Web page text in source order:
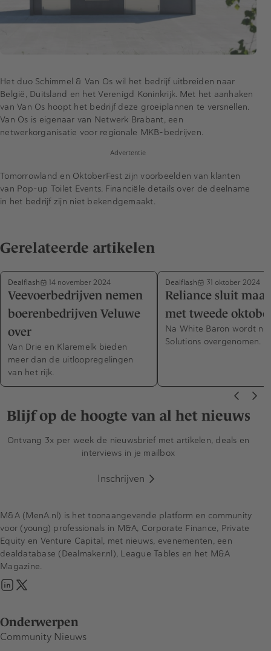
Het duo Schimmel & Van Os wil het bedrijf uitbreiden naar
België, Duitsland en het Verenigd Koninkrijk. Met het aanhaken
van Van Os hoopt het bedrijf deze groeiplannen te versnellen.
Van Os is eigenaar van Netwerk Brabant, een
netwerkorganisatie voor regionale MKB-bedrijven.
Advertentie
Tomorrowland en OktoberFest zijn voorbeelden van klanten
van Pop-up Toilet Events. Financiële details over de deelname
in het bedrijf zijn niet bekendgemaakt.
Gerelateerde artikelen
Dealflash 14 november 2024
Veevoerbedrijven nemen
boerenbedrijven Veluwe
over
Van Drie en Klaremelk bieden
meer dan de uitloopregelingen
van het rijk.
Dealflash 31 oktober 2024
Reliance sluit
met tweede
Na White Baron wordt nu
Solutions overgenomen.
Blijf op de hoogte van al het nieuws
Ontvang 3x per week de nieuwsbrief met artikelen, deals en
interviews in je mailbox
Inschrijven
Onderwerpen
Community Nieuws
M&A (MenA.nl) is het toonaangevende platform en community
voor (young) professionals in M&A, Corporate Finance, Private
Equity en Venture Capital, met nieuws, evenementen, een
dealdatabase (Dealmaker.nl), League Tables en het M&A
Magazine.